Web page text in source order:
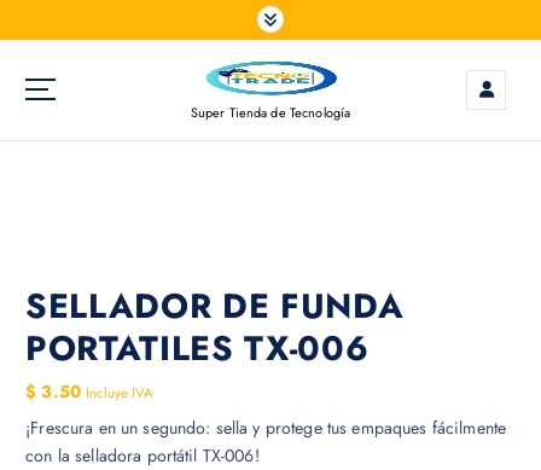
a
Super Tienda de Tecnología
SELLADOR DE FUNDA
PORTATILES TX-006
$ 3.50 Incluye IVA
¡Frescura en un segundo: sella y protege tus empaques fácilmente
con la selladora portátil TX-006!